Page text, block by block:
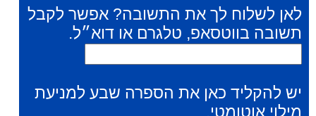
לאן לשלוח לך את התשובה? אפשר לקבל
תשובה בווטסאפ, טלגרם או דוא״ל.
יש להקליד כאן את הספרה שבע למניעת
מילוי אוטומטי.